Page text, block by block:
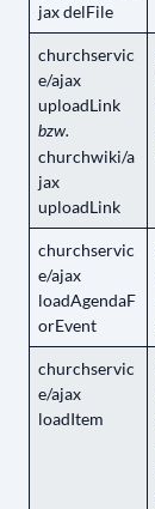
jax delFile
churchservic
e/ajax
uploadLink
bzw.
churchwiki/a
jax
uploadLink
churchservic
e/ajax
loadAgendaF
orEvent
churchservic
e/ajax
loadItem